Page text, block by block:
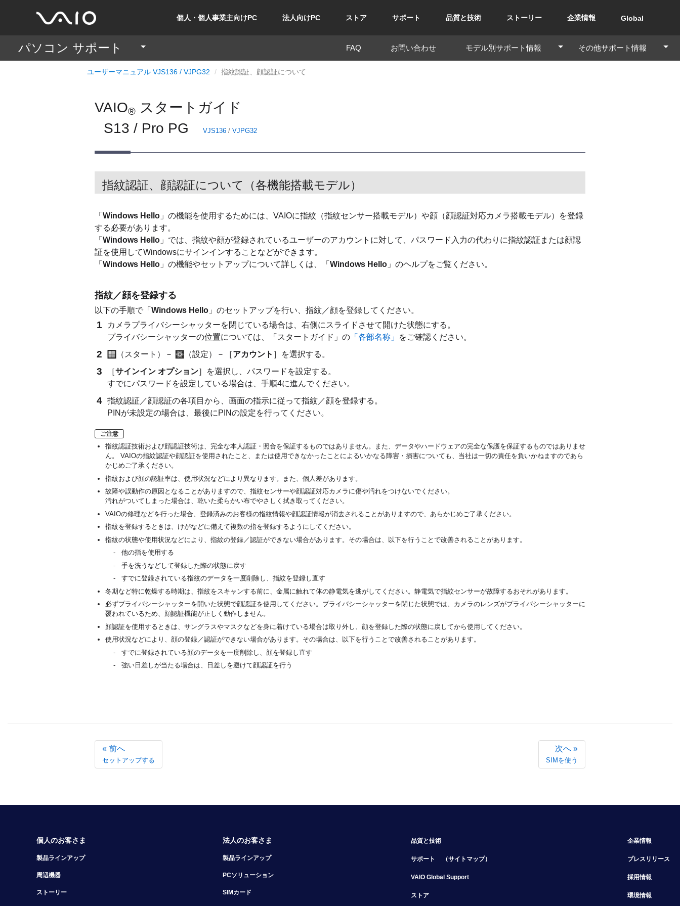
個人・個人事業主向けPC 法人向けPC ストア サポート 品質と技術 ストーリー 企業情報 Global
パソコン サポート FAQ お問い合わせ モデル別サポート情報 その他サポート情報
ユーザーマニュアル VJS136 / VJPG32 指紋認証、顔認証について
VAIO® スタートガイド
S13 / Pro PG
VJS136 / VJPG32
指紋認証、顔認証について （各機能搭載モデル）
「 Windows Hello 」の機能を使用するためには、VAIOに指紋（指紋センサー搭載モデル）や顔（顔認証対応カメラ搭載モデル）を登録
する必要があります。
「 Windows Hello 」では、指紋や顔が登録されているユーザーのアカウントに対して、パスワード入力の代わりに指紋認証または顔認
証を使用してWindowsにサインインすることなどができます。
「 Windows Hello 」の機能やセットアップについて詳しくは、「 Windows Hello 」のヘルプをご覧ください。
指紋／顔を登録する
以下の手順で「 Windows Hello 」のセットアップを行い、指紋／顔を登録してください。
カメラプライバシーシャッターを閉じている場合は、右側にスライドさせて開けた状態にする。
プライバシーシャッターの位置については、「スタートガイド」の 「各部名称」
をご確認ください。
（スタート）－
（設定）－［アカウント ］を選択する。
［サインイン オプション］を選択し、パスワードを設定する。
すでにパスワードを設定している場合は、手順4に進んでください。
指紋認証／顔認証の各項目から、画面の指示に従って指紋／顔を登録する。
PINが未設定の場合は、最後にPINの設定を行ってください。
ご注意
指紋認証技術および顔認証技術は、完全な本人認証・照合を保証するものではありません。また、データやハードウェアの完全な保護を保証するものではありませ
ん。 VAIOの指紋認証や顔認証を使用されたこと、または使用できなかったことによるいかなる障害・損害についても、当社は一切の責任を負いかねますのであら
かじめご了承ください。
指紋および顔の認証率は、使用状況などにより異なります。また、個人差があります。
故障や誤動作の原因となることがありますので、指紋センサーや顔認証対応カメラに傷や汚れをつけないでください。
汚れがついてしまった場合は、乾いた柔らかい布でやさしく拭き取ってください。
VAIOの修理などを行った場合、登録済みのお客様の指紋情報や顔認証情報が消去されることがありますので、あらかじめご了承ください。
指紋を登録するときは、けがなどに備えて複数の指を登録するようにしてください。
指紋の状態や使用状況などにより、指紋の登録／認証ができない場合があります。その場合は、以下を行うことで改善されることがあります。
他の指を使用する
手を洗うなどして登録した際の状態に戻す
すでに登録されている指紋のデータを一度削除し、指紋を登録し直す
冬期など特に乾燥する時期は、指紋をスキャンする前に、金属に触れて体の静電気を逃がしてください。静電気で指紋センサーが故障するおそれがあります。
必ずプライバシーシャッターを開いた状態で顔認証を使用してください。プライバシーシャッターを閉じた状態では、カメラのレンズがプライバシーシャッターに
覆われているため、顔認証機能が正しく動作しません。
顔認証を使用するときは、サングラスやマスクなどを身に着けている場合は取り外し、顔を登録した際の状態に戻してから使用してください。
使用状況などにより、顔の登録／認証ができない場合があります。その場合は、以下を行うことで改善されることがあります。
すでに登録されている顔のデータを一度削除し、顔を登録し直す
強い日差しが当たる場合は、日差しを避けて顔認証を行う
« 前へ
セットアップする
次へ »
SIMを使う
個人のお客さま
製品ラインアップ
周辺機器
ストーリー
法人のお客さま
製品ラインアップ
PCソリューション
SIMカード
品質と技術
サポート （サイトマップ）
VAIO Global Support
ストア
企業情報
プレスリリース
採用情報
環境情報